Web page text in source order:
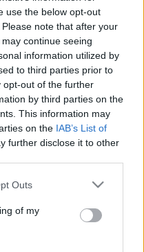
use the below opt-out
note that after your
continue seeing
information utilized by
to third parties prior to
opt-out of the further
by third parties on the
This information may
on the IAB’s List of
further disclose it to other
one or more Google
You may click to
its third-party tags to
in below Google
Outs
of my
a
fejünkből, hogy
előtt kinek
kinek dobtak össze
a pofáján,
nyelvcsapásokkal